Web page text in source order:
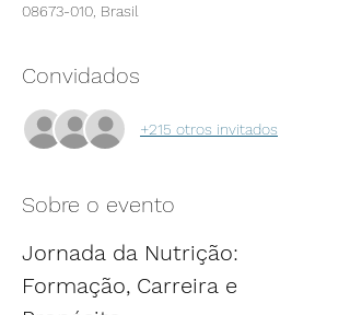
08673-010, Brasil
Convidados
+215 otros invitados
Sobre o evento
Jornada da Nutrição:
Formação, Carreira e